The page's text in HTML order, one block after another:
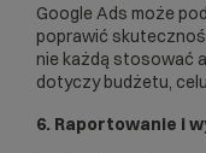
Google Ads może
poprawić
nie każdą stosować
dotyczy budżetu,
6. Raportowanie i